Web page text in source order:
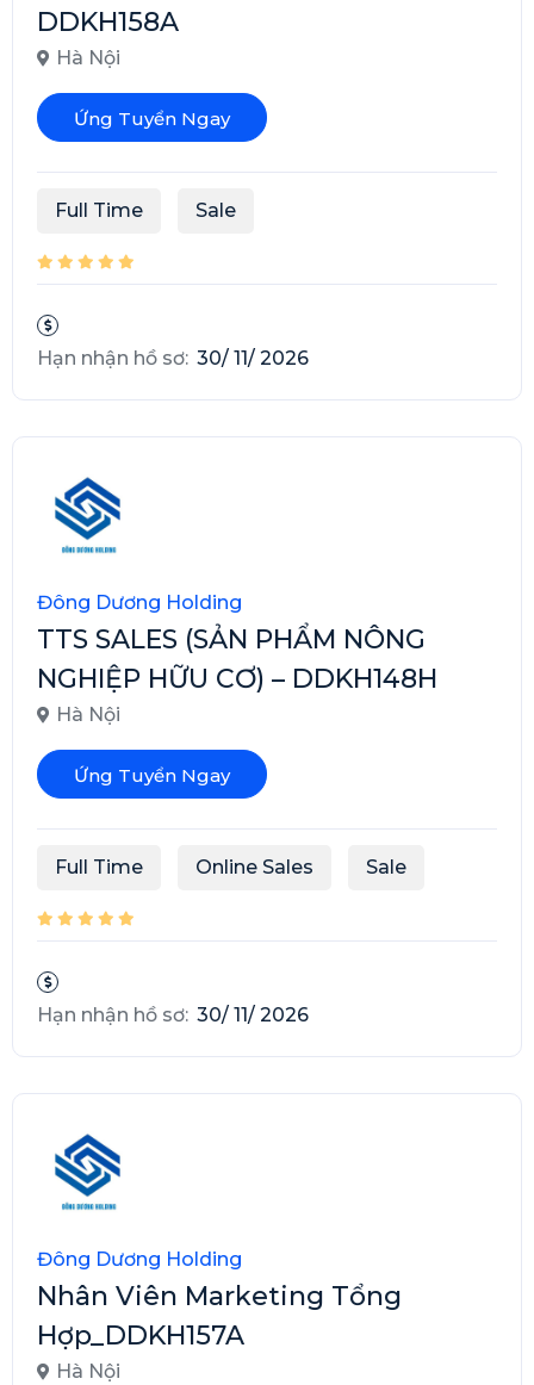
DDKH158A
Hà Nội
Ứng Tuyển Ngay
Full Time Sale
Hạn nhận hồ sơ: 30/ 11/ 2026
Đông Dương Holding
TTS SALES (SẢN PHẨM NÔNG
NGHIỆP HỮU CƠ) – DDKH148H
Hà Nội
Ứng Tuyển Ngay
Full Time Online Sales Sale
Hạn nhận hồ sơ: 30/ 11/ 2026
Đông Dương Holding
Nhân Viên Marketing Tổng
Hợp_DDKH157A
Hà Nội